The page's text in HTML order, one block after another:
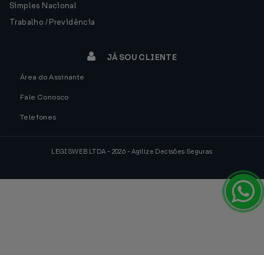
Simples Nacional
Trabalho / Previdência
JÁ SOU CLIENTE
Área do Assinante
Fale Conosco
Telefones
LEGISWEB LTDA - 2026 - Agilize Decisões Seguras